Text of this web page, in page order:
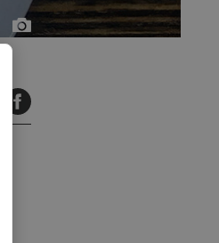
Franziska
v.